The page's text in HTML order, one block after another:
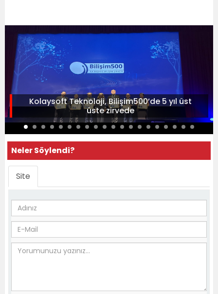
Kolaysoft Teknoloji, Bilişim500’de 5 yıl üst
üste zirvede
Neler Söylendi?
Site